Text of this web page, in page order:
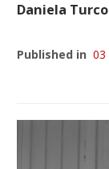
Daniela Turco
Published in 03